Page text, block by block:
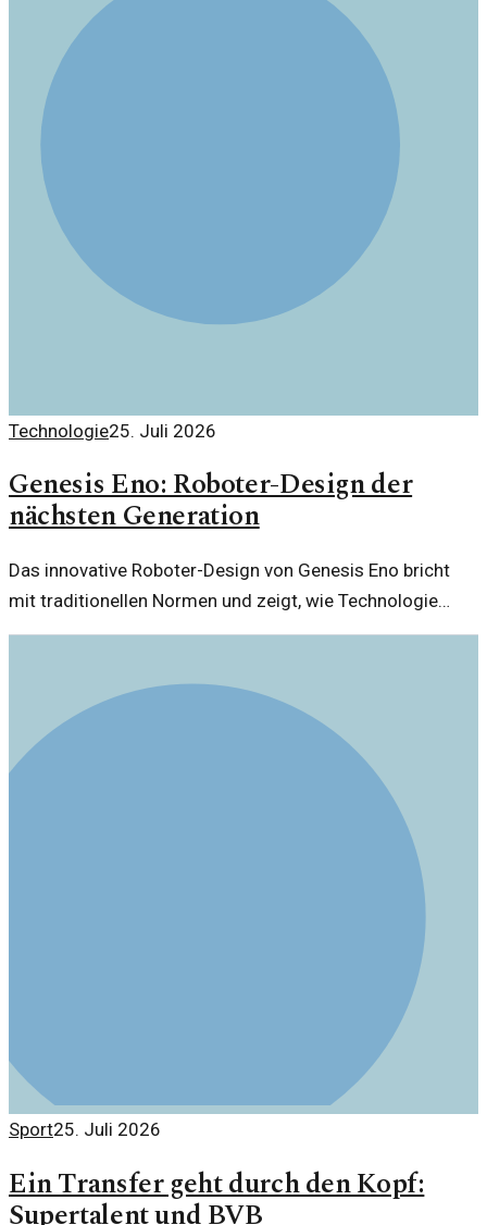
Technologie25. Juli 2026
Genesis Eno: Roboter-Design der
nächsten Generation
Das innovative Roboter-Design von Genesis Eno bricht
mit traditionellen Normen und zeigt, wie Technologie
futuristisch in unseren Alltag integriert werden kann.
Sport25. Juli 2026
Ein Transfer geht durch den Kopf:
Supertalent und BVB